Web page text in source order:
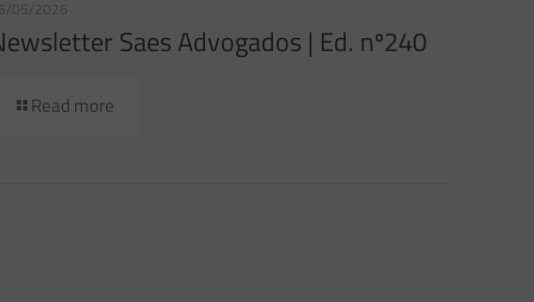
05/2026
Saes Advogados | Ed. nº240
Read more